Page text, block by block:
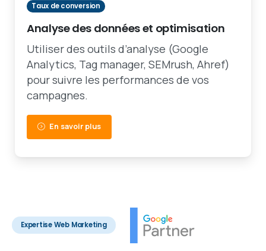
Taux de conversion
Analyse des données et optimisation
Utiliser des outils d’analyse (Google
Analytics, Tag manager, SEMrush, Ahref)
pour suivre les performances de vos
campagnes.
En savoir plus
Expertise Web Marketing